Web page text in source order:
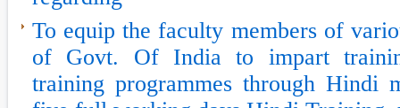
To equip the faculty members of
of Govt. Of India to impart
training programmes through Hindi